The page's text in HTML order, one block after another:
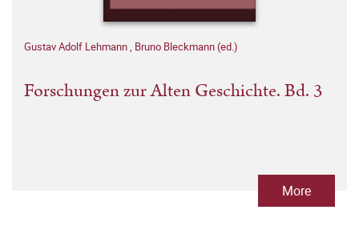
Gustav Adolf Lehmann, Bruno Bleckmann (ed.)
Forschungen zur Alten Geschichte. Bd. 3
More